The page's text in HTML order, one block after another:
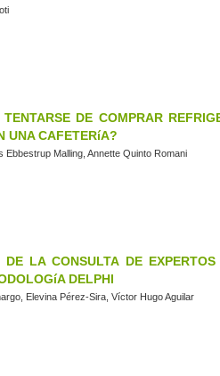
DE COMPRAR
UNA CAFETERíA?
Malling, Annette Quinto Romani
DE LA CONSULTA DE
DELPHI
Elevina Pérez-Sira, Víctor Hugo Aguilar